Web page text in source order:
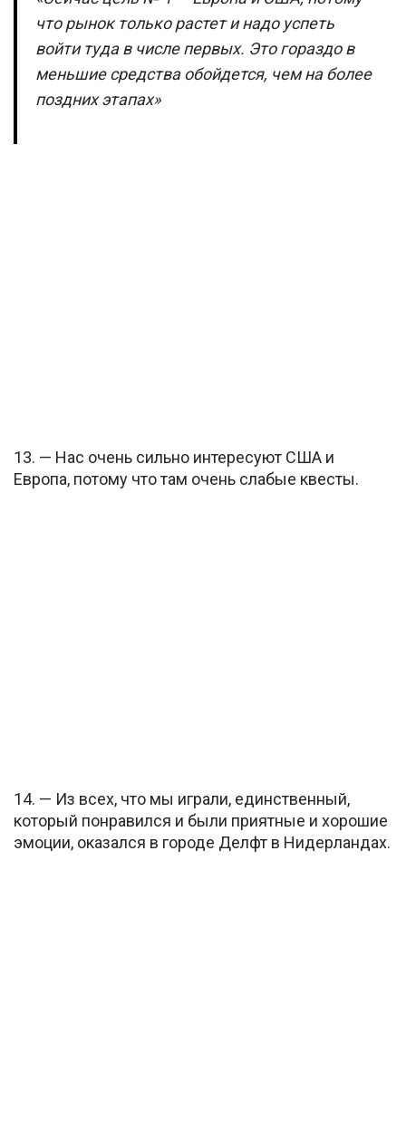
что рынок только растет и надо успеть
войти туда в числе первых. Это гораздо в
меньшие средства обойдется, чем на более
поздних этапах»
13. — Нас очень сильно интересуют США и
Европа, потому что там очень слабые квесты.
14. — Из всех, что мы играли, единственный,
который понравился и были приятные и хорошие
эмоции, оказался в городе Делфт в Нидерландах.